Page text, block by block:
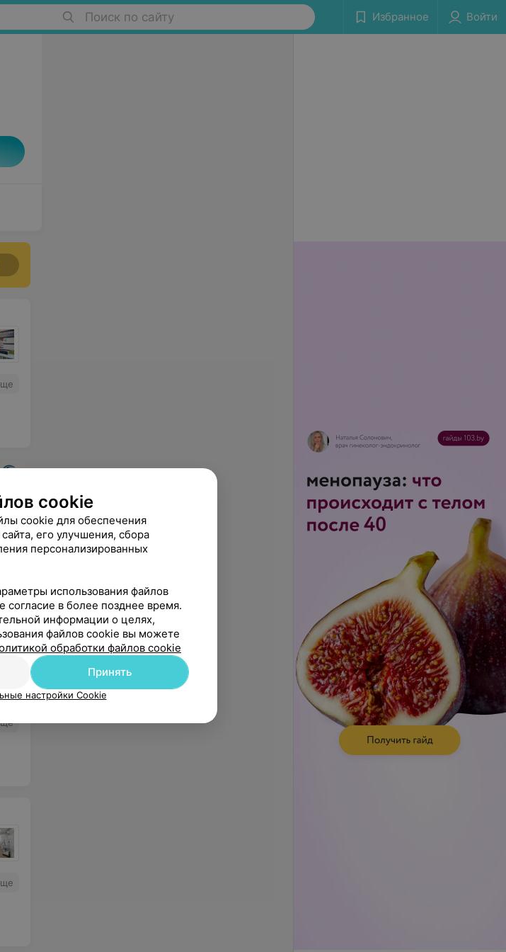
Поиск по сайту Избранное Войти
cookie
cookie для обеспечения
его улучшения, сбора
персонализированных
использования файлов
согласие в более позднее время.
информации о целях,
файлов cookie вы можете
обработки файлов cookie
Принять
настройки Cookie